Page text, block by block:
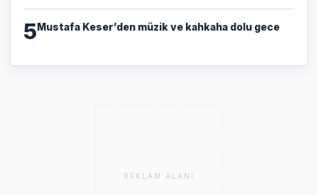
5Mustafa Keser’den müzik ve kahkaha dolu gece
REKLAM ALANI